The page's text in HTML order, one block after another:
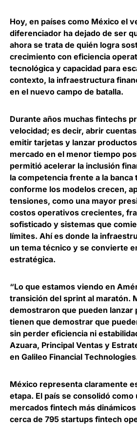
Hoy, en países como México el
diferenciador ha dejado de ser
ahora se trata de quién logra
crecimiento con eficiencia
tecnológica y capacidad para
contexto, la infraestructura
en el nuevo campo de batalla.
Durante años muchas fintechs
velocidad; es decir, abrir
emitir tarjetas y lanzar
mercado en el menor tiempo
permitió acelerar la inclusión
la competencia frente a la banca
conforme los modelos crecen,
tensiones, como una mayor
costos operativos crecientes,
sofisticado y sistemas que
límites. Ahí es donde la
un tema técnico y se convierte
estratégica.
“Lo que estamos viendo en
transición del sprint al maratón.
demostraron que pueden lanzar
tienen que demostrar que
sin perder eficiencia ni
Azuara, Principal Ventas y
en Galileo Financial
México representa claramente
etapa. El país se consolidó como
mercados fintech más
cerca de 795 startups fintech